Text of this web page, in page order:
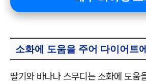
소화에 도움을 주어 다이어트
딸기와 바나나 스무디는 소화에 도움